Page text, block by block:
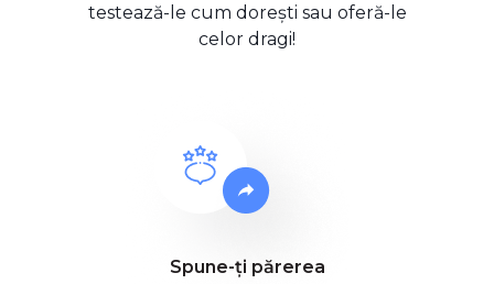
testează-le cum dorești sau oferă-le
celor dragi!
Spune-ți părerea